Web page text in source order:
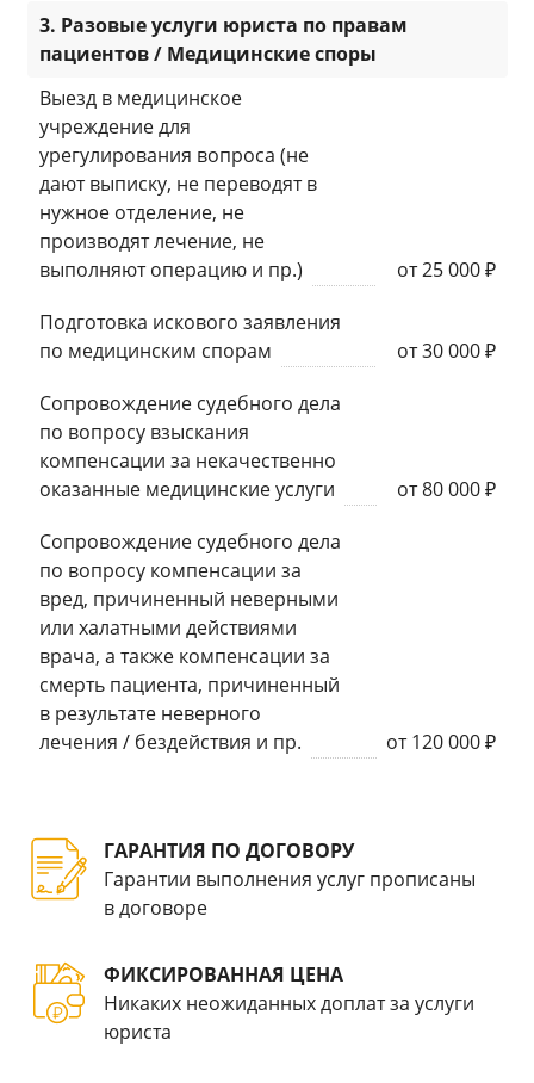
3. Разовые услуги юриста по правам
пациентов / Медицинские споры
Выезд в медицинское
учреждение для
урегулирования вопроса (не
дают выписку, не переводят в
нужное отделение, не
производят лечение, не
выполняют операцию и пр.)
от 25 000 ₽
Подготовка искового заявления
по медицинским спорам
от 30 000 ₽
Сопровождение судебного дела
по вопросу взыскания
компенсации за некачественно
оказанные медицинские услуги
от 80 000 ₽
Сопровождение судебного дела
по вопросу компенсации за
вред, причиненный неверными
или халатными действиями
врача, а также компенсации за
смерть пациента, причиненный
в результате неверного
лечения / бездействия и пр.
от 120 000 ₽
ГАРАНТИЯ ПО ДОГОВОРУ
Гарантии выполнения услуг прописаны
в договоре
ФИКСИРОВАННАЯ ЦЕНА
Никаких неожиданных доплат за услуги
юриста